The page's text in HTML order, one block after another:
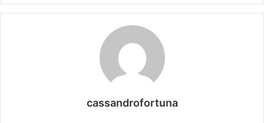
cassandrofortuna